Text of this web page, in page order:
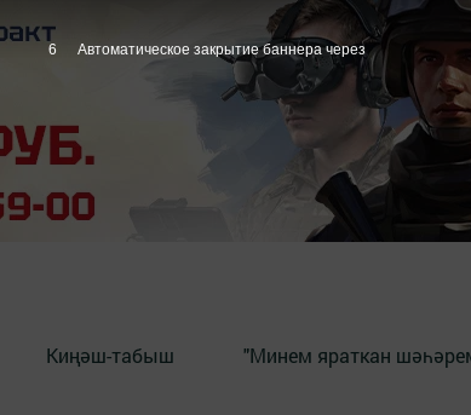
Киңәш-табыш "Минем яраткан
5 Автоматическое закрытие баннера через